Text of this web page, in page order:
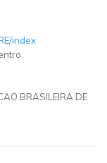
index
BRASILEIRA DE